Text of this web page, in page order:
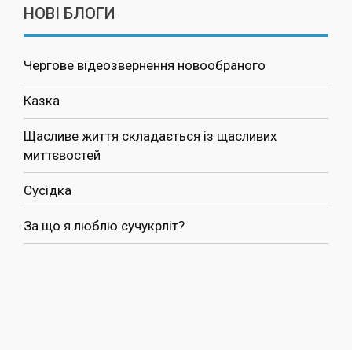
НОВІ БЛОГИ
Чергове відеозвернення новообраного
Казка
Щасливе життя складається із щасливих
миттєвостей
Сусідка
За що я люблю сучукрліт?